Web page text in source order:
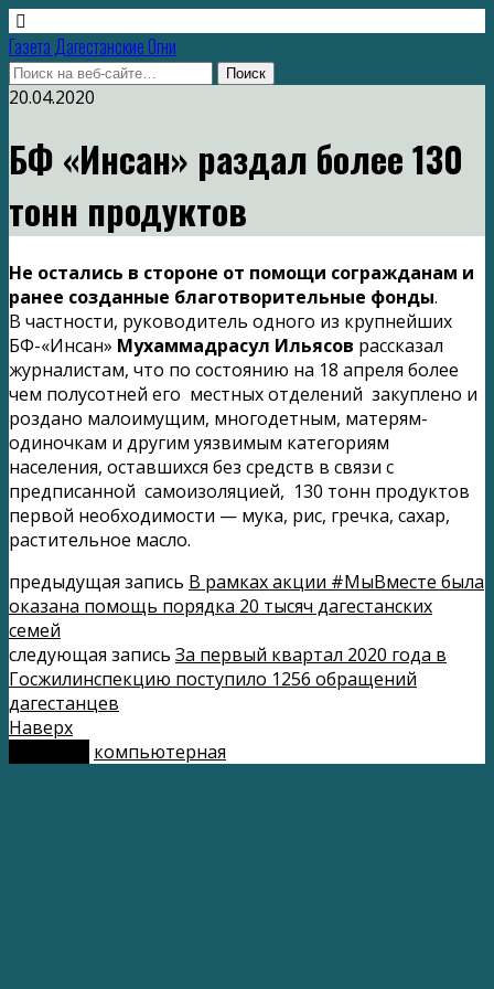
Газета Дагестанские Огни
20.04.2020
БФ «Инсан» раздал более 130
тонн продуктов
Не остались в стороне от помощи согражданам и
ранее созданные благотворительные фонды.
В частности, руководитель одного из крупнейших
БФ-«Инсан» Мухаммадрасул Ильясов рассказал
журналистам, что по состоянию на 18 апреля более
чем полусотней его местных отделений закуплено и
роздано малоимущим, многодетным, матерям-
одиночкам и другим уязвимым категориям
населения, оставшихся без средств в связи с
предписанной самоизоляцией, 130 тонн продуктов
первой необходимости — мука, рис, гречка, сахар,
растительное масло.
предыдущая запись В рамках акции #МыВместе была
оказана помощь порядка 20 тысяч дагестанских
семей
следующая запись За первый квартал 2020 года в
Госжилинспекцию поступило 1256 обращений
дагестанцев
Наверх
компьютерная